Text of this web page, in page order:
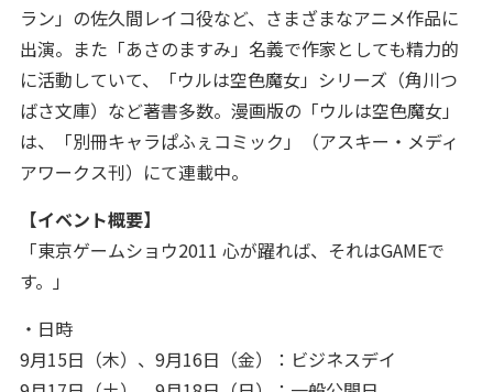
ラン」の佐久間レイコ役など、さまざまなアニメ作品に
出演。また「あさのますみ」名義で作家としても精力的
に活動していて、「ウルは空色魔女」シリーズ（角川つ
ばさ文庫）など著書多数。漫画版の「ウルは空色魔女」
は、「別冊キャラぱふぇコミック」（アスキー・メディ
アワークス刊）にて連載中。
【イベント概要】
「東京ゲームショウ2011 心が躍れば、それはGAMEで
す。」
・日時
9月15日（木）、9月16日（金）：ビジネスデイ